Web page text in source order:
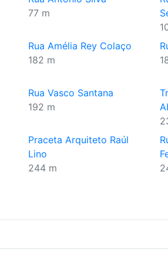
77 m
Rua Amélia Rey Colaço
182 m
Rua Vasco Santana
192 m
Praceta Arquiteto Raúl
Lino
244 m